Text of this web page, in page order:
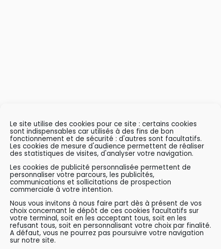
Le site utilise des cookies pour ce site : certains cookies
sont indispensables car utilisés à des fins de bon
fonctionnement et de sécurité : d'autres sont facultatifs.
Les cookies de mesure d'audience permettent de réaliser
des statistiques de visites, d'analyser votre navigation.
Les cookies de publicité personnalisée permettent de
personnaliser votre parcours, les publicités,
communications et sollicitations de prospection
commerciale à votre intention.
Nous vous invitons à nous faire part dès à présent de vos
choix concernant le dépôt de ces cookies facultatifs sur
votre terminal, soit en les acceptant tous, soit en les
refusant tous, soit en personnalisant votre choix par finalité.
A défaut, vous ne pourrez pas poursuivre votre navigation
sur notre site.